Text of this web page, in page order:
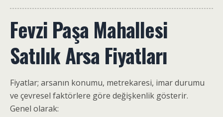
Fevzi Paşa Mahallesi
Satılık Arsa Fiyatları
Fiyatlar; arsanın konumu, metrekaresi, imar durumu
ve çevresel faktörlere göre değişkenlik gösterir.
Genel olarak: